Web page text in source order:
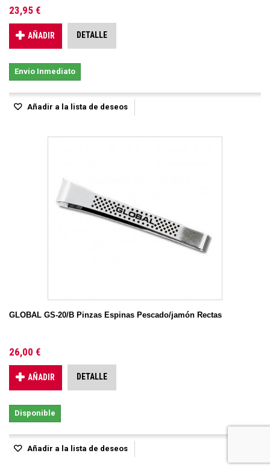
23,95 €
AÑADIR DETALLE
Envio Inmediato
Añadir a la lista de deseos
GLOBAL GS-20/B Pinzas Espinas Pescado/jamón Rectas
26,00 €
AÑADIR DETALLE
Disponible
Añadir a la lista de deseos